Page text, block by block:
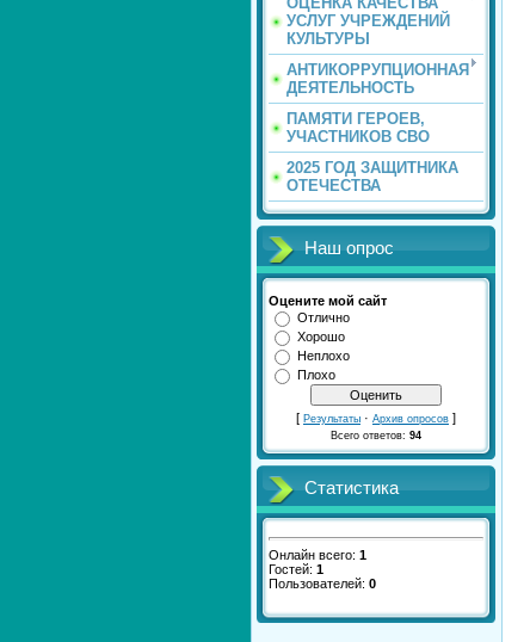
УСЛУГ УЧРЕЖДЕНИЙ
КУЛЬТУРЫ
АНТИКОРРУПЦИОННАЯ
ДЕЯТЕЛЬНОСТЬ
ПАМЯТИ ГЕРОЕВ,
УЧАСТНИКОВ СВО
2025 ГОД ЗАЩИТНИКА
ОТЕЧЕСТВА
Наш опрос
Оцените мой сайт
Отлично
Хорошо
Неплохо
Плохо
[ Результаты · Архив опросов ]
Всего ответов: 94
Статистика
Онлайн всего: 1
Гостей: 1
Пользователей: 0